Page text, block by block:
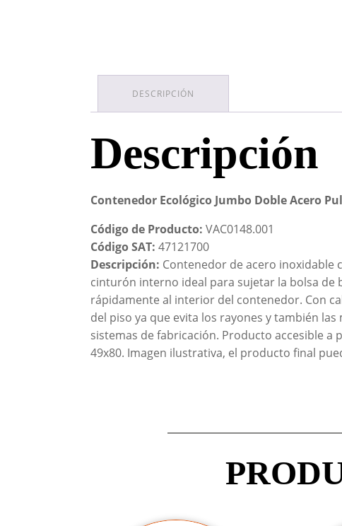
DESCRIPCIÓN
Descripción
Contenedor Ecológico Jumbo Doble Acero
Código de Producto: VAC0148.001
Código SAT: 47121700
Descripción: Contenedor de acero inoxidable
cinturón interno ideal para sujetar la bolsa de
rápidamente al interior del contenedor. Con
del piso ya que evita los rayones y también
sistemas de fabricación. Producto accesible a
49x80. Imagen ilustrativa, el producto final